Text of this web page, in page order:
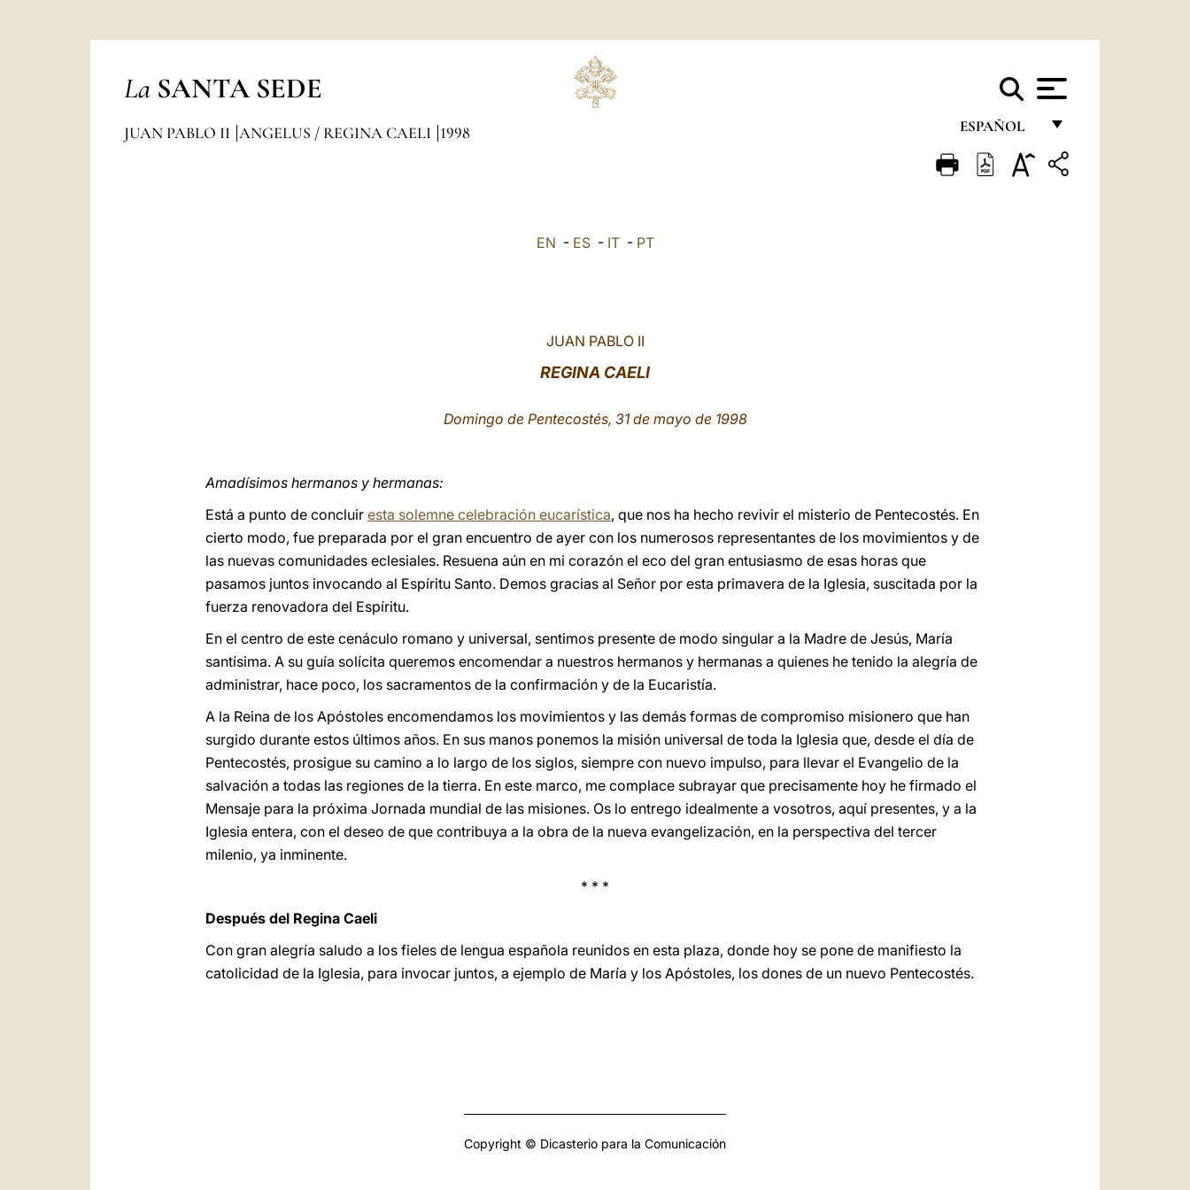
La SANTA SEDE
ESPAÑOL
FRANÇAIS
JUAN PABLO II ANGELUS / REGINA CAELI 1998
EN - ES- IT- PT
JUAN PABLO II
REGINA CAELI
Domingo de Pentecostés, 31 de mayo de 1998
Amadísimos hermanos y hermanas:
Está a punto de concluir esta solemne celebración eucarística, que nos ha hecho revivir el misterio de Pentecostés. En
cierto modo, fue preparada por el gran encuentro de ayer con los numerosos representantes de los movimientos y de
las nuevas comunidades eclesiales. Resuena aún en mi corazón el eco del gran entusiasmo de esas horas que
pasamos juntos invocando al Espíritu Santo. Demos gracias al Señor por esta primavera de la Iglesia, suscitada por la
fuerza renovadora del Espíritu.
En el centro de este cenáculo romano y universal, sentimos presente de modo singular a la Madre de Jesús, María
santísima. A su guía solícita queremos encomendar a nuestros hermanos y hermanas a quienes he tenido la alegría de
administrar, hace poco, los sacramentos de la confirmación y de la Eucaristía.
A la Reina de los Apóstoles encomendamos los movimientos y las demás formas de compromiso misionero que han
surgido durante estos últimos años. En sus manos ponemos la misión universal de toda la Iglesia que, desde el día de
Pentecostés, prosigue su camino a lo largo de los siglos, siempre con nuevo impulso, para llevar el Evangelio de la
salvación a todas las regiones de la tierra. En este marco, me complace subrayar que precisamente hoy he firmado el
Mensaje para la próxima Jornada mundial de las misiones. Os lo entrego idealmente a vosotros, aquí presentes, y a la
Iglesia entera, con el deseo de que contribuya a la obra de la nueva evangelización, en la perspectiva del tercer
milenio, ya inminente.
* * *
Después del Regina Caeli
Con gran alegría saludo a los fieles de lengua española reunidos en esta plaza, donde hoy se pone de manifiesto la
catolicidad de la Iglesia, para invocar juntos, a ejemplo de María y los Apóstoles, los dones de un nuevo Pentecostés.
Copyright © Dicasterio para la Comunicación